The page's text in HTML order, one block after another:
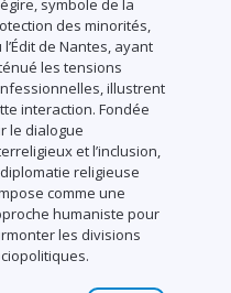
des minorités,
l’Édit de Nantes, ayant
les tensions
illustrent
interaction. Fondée
le dialogue
et l’inclusion,
religieuse
comme une
humaniste pour
les divisions